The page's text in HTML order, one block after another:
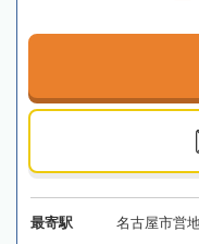
最寄駅 名古屋市営